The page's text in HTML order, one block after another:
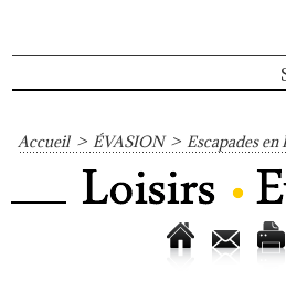
Accueil > ÉVASION > Escapades en